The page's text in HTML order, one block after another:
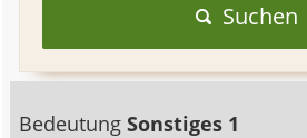
Suchen
BedeutungSonstiges 1